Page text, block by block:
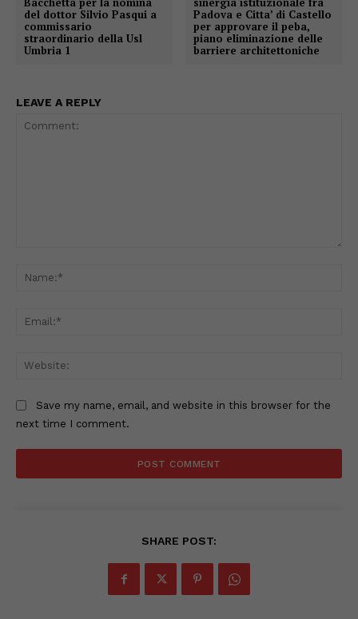
del dottor Silvio Pasqui a
commissario
straordinario della Usl
Umbria 1
Padova e Citta’ di Castello
per approvare il peba,
piano eliminazione delle
barriere architettoniche
LEAVE A REPLY
Save my name, email, and website in this browser for the
next time I comment.
SHARE POST: